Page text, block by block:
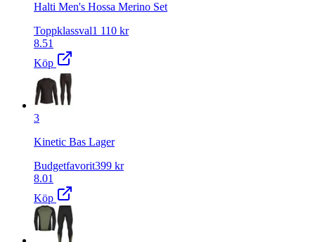
Halti Men's Hossa Merino Set
Toppklassval1 110 kr
8.51
Köp
3
Kinetic Bas Lager
Budgetfavorit399 kr
8.01
Köp